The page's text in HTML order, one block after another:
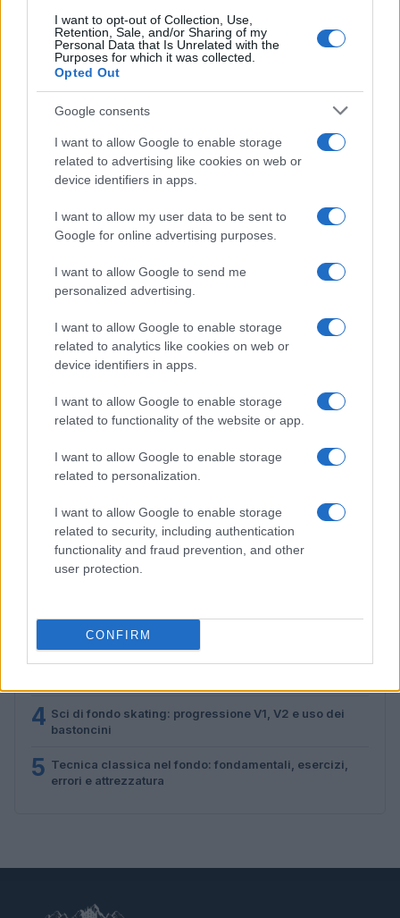
I want to opt-out of Collection, Use,
Retention, Sale, and/or Sharing of my
Personal Data that Is Unrelated with the
Purposes for which it was collected.
Opted Out
Google consents
I want to allow Google to enable storage
related to advertising like cookies on web or
device identifiers in apps.
I want to allow my user data to be sent to
Google for online advertising purposes.
I want to allow Google to send me
personalized advertising.
I want to allow Google to enable storage
related to analytics like cookies on web or
device identifiers in apps.
I want to allow Google to enable storage
related to functionality of the website or app.
I want to allow Google to enable storage
related to personalization.
I want to allow Google to enable storage
related to security, including authentication
functionality and fraud prevention, and other
user protection.
CONFIRM
Tecnica classica sci di fondo: assetto, spinta,
scivolata e frenata
Marco Tessari · 4 Ago 2026
SCI DI FONDO
Elia Barp, Giovanni Ticcò, Virginia Cena e Caterina
Ganz in gara dal 5 al 8 agosto
PIÙ LETTI
BlinkFestivalen 2026: i campioni dello sci di fondo e
biathlon in gara dal 5 al 8 agosto
2
scivolata e frenata
3 Elia Barp, Giovanni Ticcò, Virginia Cena e Caterina
4 Sci di fondo skating: progressione V1, V2 e uso dei
bastoncini
5 Tecnica classica nel fondo: fondamentali, esercizi,
errori e attrezzatura